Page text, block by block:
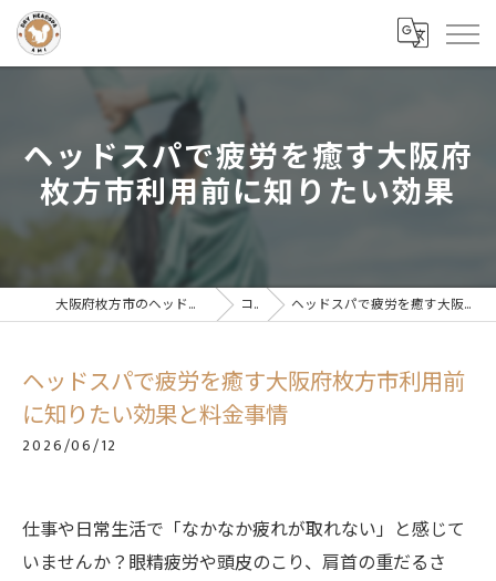
ヘッドスパで疲労を癒す大阪府
枚方市利用前に知りたい効果
大阪府枚方市のヘッドスパならドライヘッドスパサロンAMI コラム ヘッドスパで疲労を癒す大阪府枚方市利用前に知りたい効果と料金事情
ヘッドスパで疲労を癒す大阪府枚方市利用前
に知りたい効果と料金事情
2026/06/12
仕事や日常生活で「なかなか疲れが取れない」と感じて
いませんか？眼精疲労や頭皮のこり、肩首の重だるさ